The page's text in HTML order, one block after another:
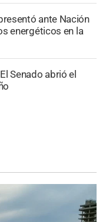
ante Nación
energéticos en la
El Senado abrió el